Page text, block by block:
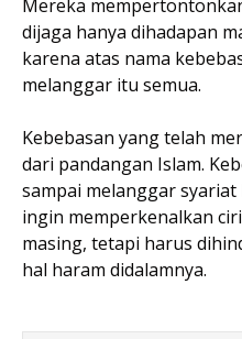
Mereka
dijaga hanya dihadapan
karena atas nama
melanggar itu semua.
Kebebasan yang telah
dari pandangan Islam.
sampai melanggar syariat
ingin memperkenalkan
masing, tetapi harus
hal haram didalamnya.